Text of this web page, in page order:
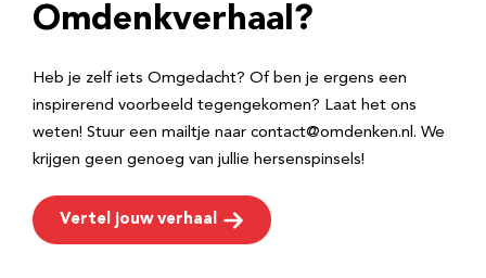
e
Omdenkverhaal?
Heb je zelf iets Omgedacht? Of ben je ergens een
inspirerend voorbeeld tegengekomen? Laat het ons
weten! Stuur een mailtje naar contact@omdenken.nl. We
krijgen geen genoeg van jullie hersenspinsels!
Vertel jouw verhaal